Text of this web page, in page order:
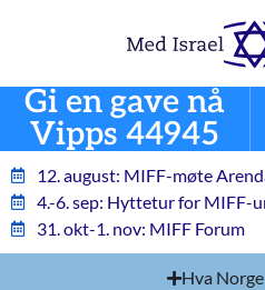
Gi en gave nå
Vipps 44945
12. august: MIFF-møte
4.-6. sep: Hyttetur for MIFF-
31. okt-1. nov: MIFF Forum
Hva